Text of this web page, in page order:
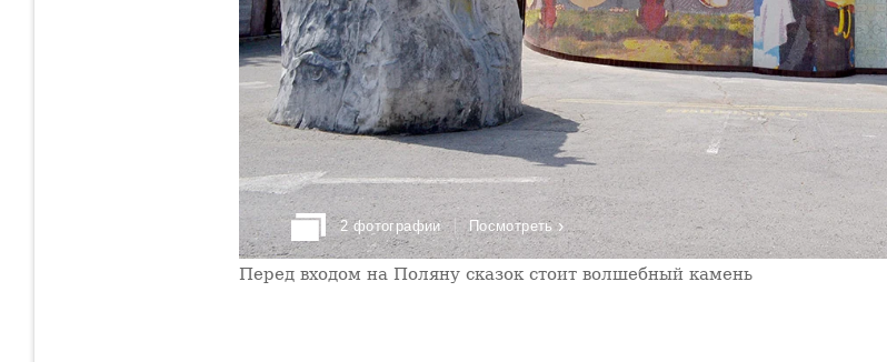
2 фотографии Посмотреть ›
Перед входом на Поляну сказок стоит волшебный камень